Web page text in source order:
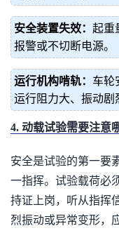
安全装置失效： 起重
报警或不切断电源。
运行机构啃轨： 车轮
运行阻力大、振动剧
4. 动载试验需要注意
安全是试验的第一要
一指挥。试验载荷必
持证上岗，听从指挥
烈振动或异常变形，